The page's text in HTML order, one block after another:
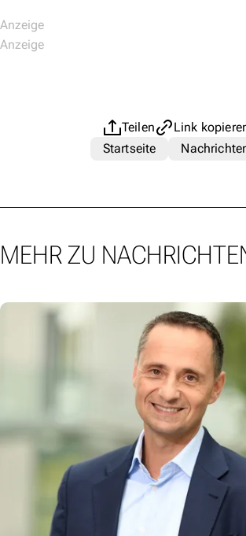
Teilen
Link
Startseite
MEHR ZU